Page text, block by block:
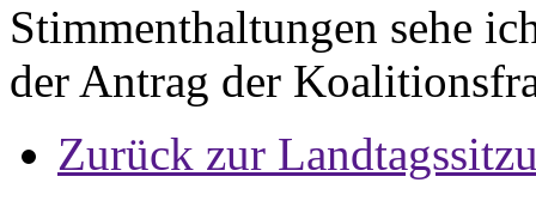
Stimmenthaltungen sehe
der Antrag der
Zurück zur